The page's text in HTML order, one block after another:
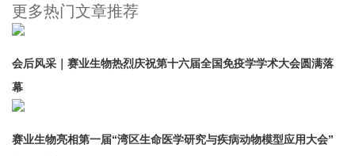
更多热门文章推荐
会后风采｜赛业生物热烈庆祝第十六届全国免疫学学术大会圆满落
幕
赛业生物亮相第一届“湾区生命医学研究与疾病动物模型应用大会”